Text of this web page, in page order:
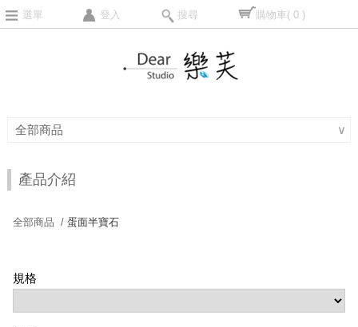
選單 登入 搜尋 購物車( 0 )
全部商品 ∨
產品介紹
全部商品 /蛋面半寶石
規格